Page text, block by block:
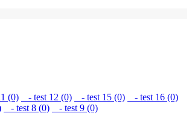
(0) - test 12 (0) - test 15 (0)
- test 16 (0)
- test 8 (0) - test 9 (0)